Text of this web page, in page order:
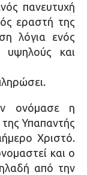
πανευτυχή
εραστή της
λόγια ενός
και
ονόμασε η
της Υπαπαντής
Χριστό.
και ο
από την